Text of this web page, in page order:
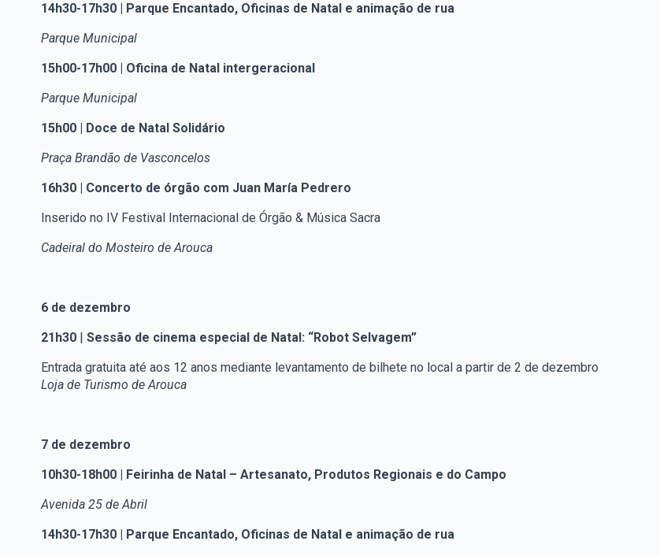
14h30-17h30 | Parque Encantado, Oficinas de Natal e animação de rua
Parque Municipal
15h00-17h00 | Oficina de Natal intergeracional
Parque Municipal
15h00 | Doce de Natal Solidário
Praça Brandão de Vasconcelos
16h30 | Concerto de órgão com Juan María Pedrero
Inserido no IV Festival Internacional de Órgão & Música Sacra
Cadeiral do Mosteiro de Arouca
6 de dezembro
21h30
Sessão de cinema especial de Natal: “Robot Selvagem”
Entrada gratuita até aos 12 anos mediante levantamento de bilhete no local a partir de 2 de dezembro
Loja de Turismo de Arouca
7 de dezembro
10h30-18h00 | Feirinha de Natal – Artesanato, Produtos Regionais e do Campo
Avenida 25 de Abril
14h30-17h30 | Parque Encantado, Oficinas de Natal e animação de rua